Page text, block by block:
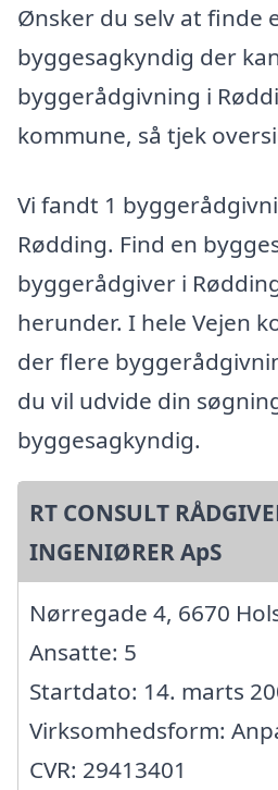
Ønsker du selv at finde
byggesagkyndig der
byggerådgivning i
kommune, så tjek
Vi fandt 1
Rødding. Find en
byggerådgiver i
herunder. I hele Vejen
der flere
du vil udvide din
byggesagkyndig.
RT CONSULT
INGENIØRER ApS
Nørregade 4, 6670
Ansatte: 5
Startdato: 14. marts
Virksomhedsform:
CVR: 29413401